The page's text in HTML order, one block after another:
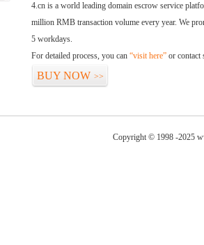
4.cn is a world leading domain escrow service
million RMB transaction volume every year. We
5 workdays.
For detailed process, you can “visit here” or contact
BUY NOW >>
Copyright © 1998 -2025